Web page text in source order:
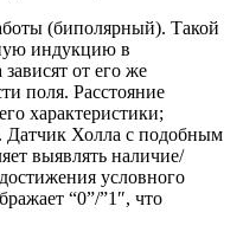
(биполярный). Такой
индукцию в
от его же
поля. Расстояние
характеристики;
Холла с подобным
выявлять наличие/
условного
“0”/”1″, что